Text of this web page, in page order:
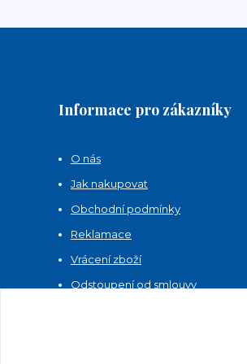
Informace pro zákazníky
O nás
Jak nakupovat
Obchodní podmínky
Reklamace
Vrácení zboží
Odstoupení od smlouvy